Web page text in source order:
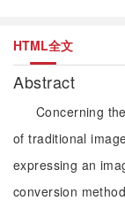
HTML全文
Abstract
Concerning
of traditional
expressing an
conversion